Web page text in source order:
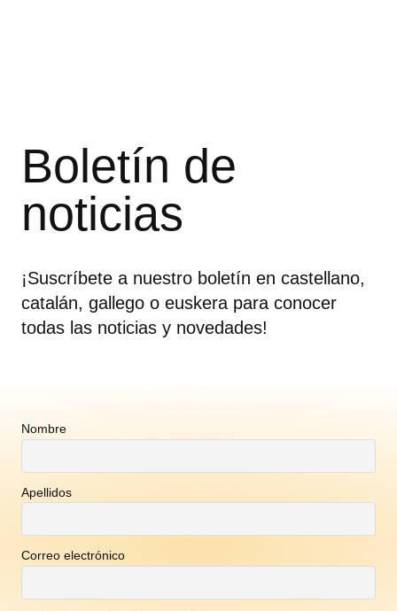
Boletín de
noticias
¡Suscríbete a nuestro boletín en castellano,
catalán, gallego o euskera para conocer
todas las noticias y novedades!
Nombre
Apellidos
Correo electrónico